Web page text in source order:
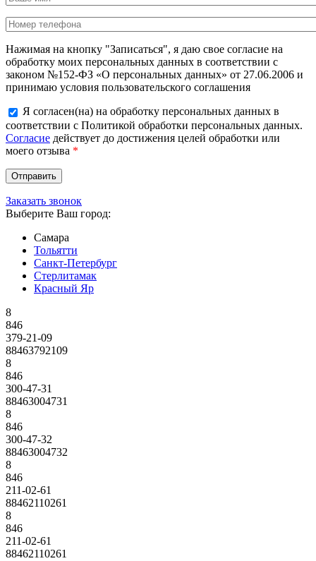
Нажимая на кнопку "Записаться", я даю свое согласие на
обработку моих персональных данных в соответствии с
законом №152-ФЗ «О персональных данных» от 27.06.2006 и
принимаю условия пользовательского соглашения
Я согласен(на) на обработку персональных данных в
соответствии с Политикой обработки персональных данных.
Согласие действует до достижения целей обработки или
моего отзыва *
Заказать звонок
Выберите Ваш город:
Самара
Тольятти
Санкт-Петербург
Стерлитамак
Красный Яр
8
846
379-21-09
88463792109
8
846
300-47-31
88463004731
8
846
300-47-32
88463004732
8
846
211-02-61
88462110261
8
846
211-02-61
88462110261